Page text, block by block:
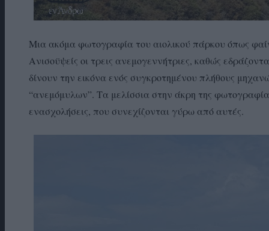
Μια ακόμα φωτογραφία του αιολικού πάρκου όπως
Ανισοϋψείς οι τρεις ανεμογεννήτριες, καθώς
δίνουν την εικόνα ενός συγκροτημένου πλήθους
“ανεμόμυλων”. Τα μελίσσια στην άκρη της
ενασχολήσεις, που συνεχίζονται γύρω από αυτές.